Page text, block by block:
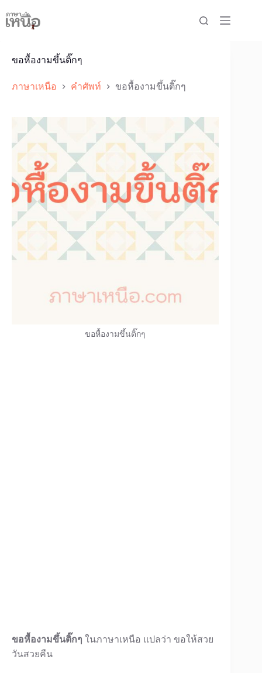
to
content
ขอหื้องามขึ้นติ๊กๆ
ภาษาเหนือ คำศัพท์ ขอหื้องามขึ้นติ๊กๆ
ขอหื้องามขึ้นติ๊กๆ
ขอหื้องามขึ้นติ๊กๆ ในภาษาเหนือ แปลว่า ขอให้สวย
วันสวยคืน